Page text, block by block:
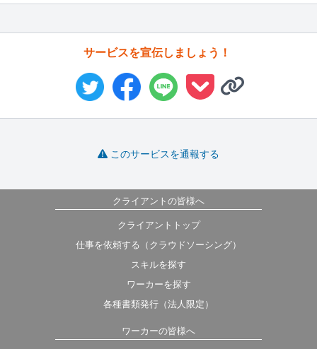
サービスを宣伝しましょう！
このサービスを通報する
クライアントの皆様へ
クライアントトップ
仕事を依頼する（クラウドソーシング）
スキルを探す
ワーカーを探す
各種書類発行（法人限定）
ワーカーの皆様へ